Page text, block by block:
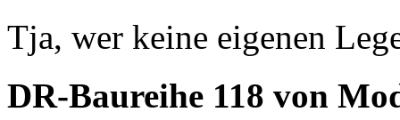
Tja, wer keine eigenen
DR-Baureihe 118 von